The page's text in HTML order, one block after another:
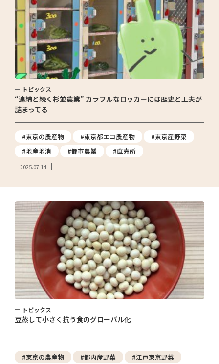
トピックス
“連綿と続く杉並農業” カラフルなロッカーには歴史と工夫が
詰まってる
#東京の農産物 #東京都エコ農産物
#東京産野菜
#地産地消
#都市農業 #直売所
2025.07.14
トピックス
豆蒸して小さく抗う食のグローバル化
#東京の農産物 #都内産野菜
#江戸東京野菜